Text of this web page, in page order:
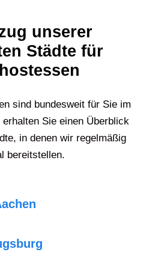
unserer
Städte für
sind bundesweit für Sie im
Sie einen Überblick
in denen wir regelmäßig
bereitstellen.